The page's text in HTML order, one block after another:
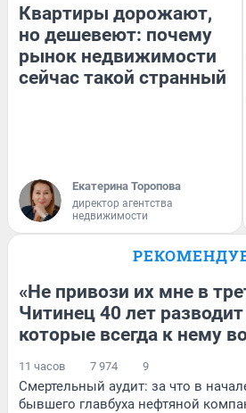
Квартиры дорожают,
но дешевеют: почему
рынок недвижимости
сейчас такой странный
Екатерина Торопова
директор агентства
недвижимости
«Не привози их мне в
Читинец 40 лет разводит
которые всегда к нему
11 часов 7 974 9
Смертельный аудит: за что в
бывшего главбуха нефтяной